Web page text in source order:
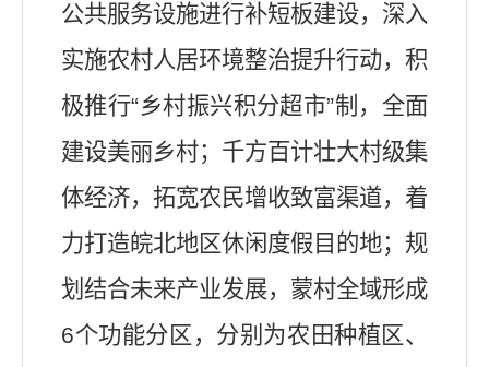
公共服务设施进行补短板建设，深入
实施农村人居环境整治提升行动， 积
极推行“乡村振兴积分超市”制， 全面
建设美丽乡村； 千方百计壮大村级集
体经济，拓宽农民增收致富渠道，着
力打造皖北地区休闲度假目的地； 规
划结合未来产业发展，蒙村全域形成
6个功能分区 ， 分别为农田种植区、